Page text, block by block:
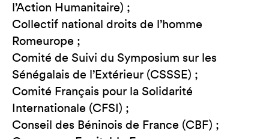
l’Action Humanitaire) ;
Collectif national droits de l’homme
Romeurope ;
Comité de Suivi du Symposium sur les
Sénégalais de l’Extérieur (CSSSE) ;
Comité Français pour la Solidarité
Internationale (CFSI) ;
Conseil des Béninois de France (CBF) ;